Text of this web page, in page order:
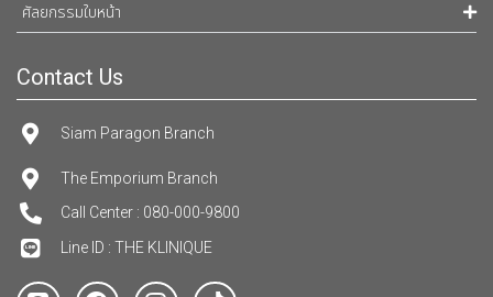
ศัลยกรรมใบหน้า
Contact Us
Siam Paragon Branch
The Emporium Branch
Call Center : 080-000-9800
Line ID : THE KLINIQUE